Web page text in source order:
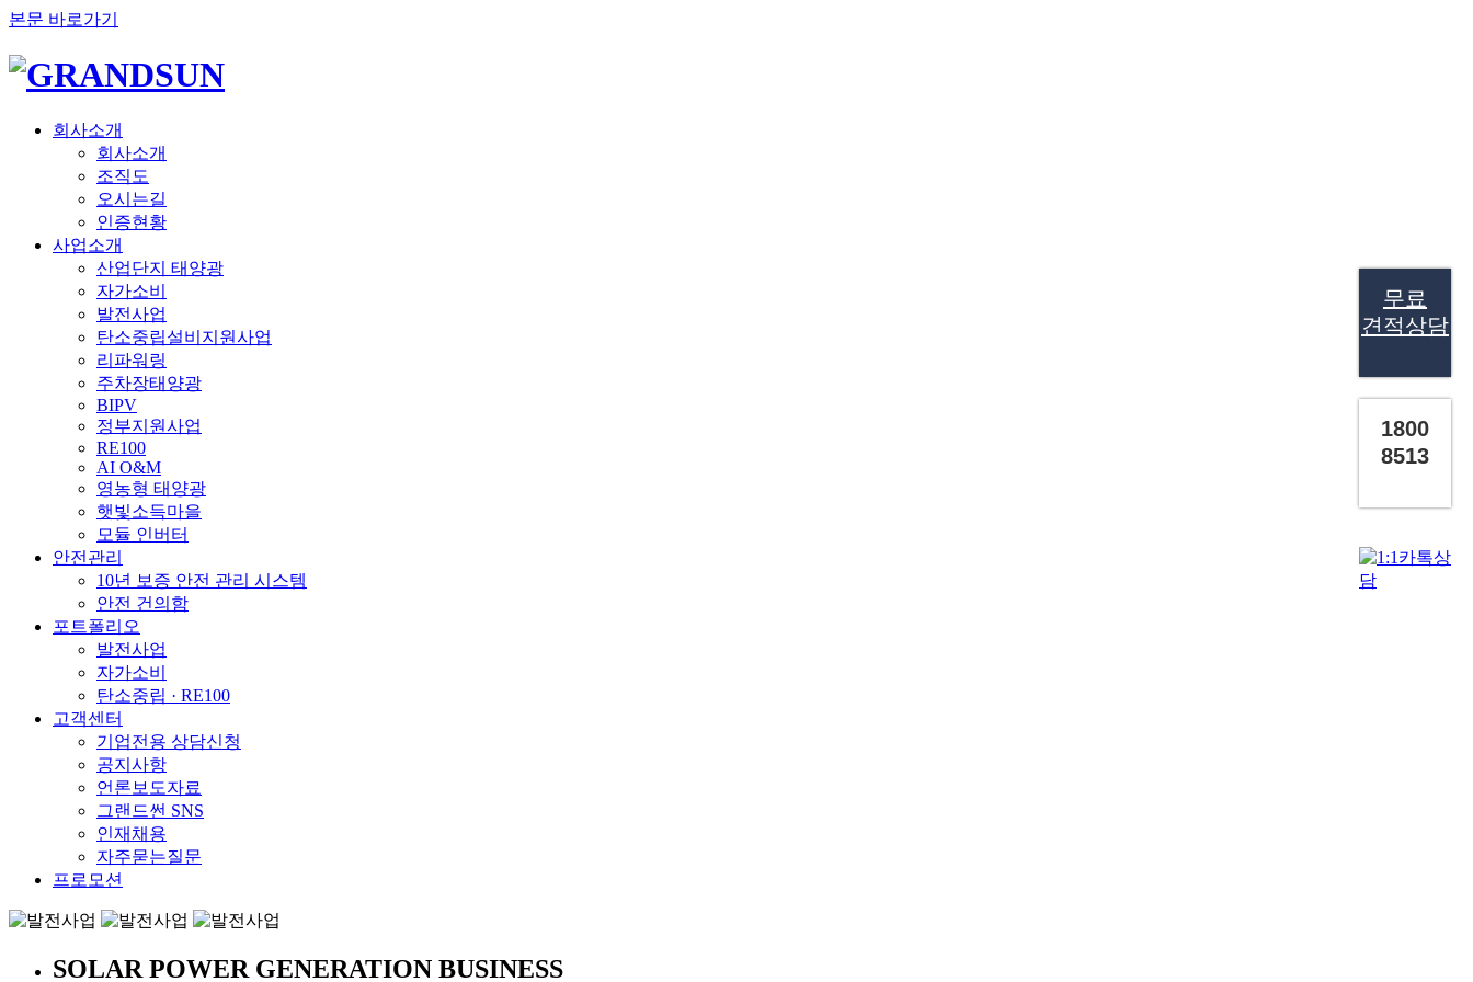
본문 바로가기
회사소개
회사소개
조직도
오시는길
인증현황
사업소개
산업단지 태양광
자가소비
발전사업
탄소중립설비지원사업
리파워링
주차장태양광
BIPV
정부지원사업
RE100
AI O&M
영농형 태양광
햇빛소득마을
모듈 인버터
안전관리
10년 보증 안전 관리 시스템
안전 건의함
포트폴리오
발전사업
자가소비
탄소중립 · RE100
고객센터
기업전용 상담신청
공지사항
언론보도자료
그랜드썬 SNS
인재채용
자주묻는질문
프로모션
SOLAR POWER GENERATION BUSINESS
무료
견적상담
1800
8513